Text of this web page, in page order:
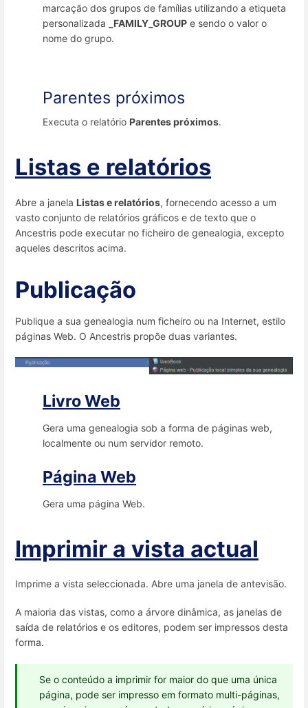
marcação dos grupos de famílias utilizando a etiqueta
personalizada
_FAMILY_GROUP e sendo o valor o
nome do grupo.
Parentes próximos
Executa o relatório Parentes próximos.
Listas e relatórios
Abre a janela Listas e relatórios, fornecendo acesso a um
vasto conjunto de relatórios gráficos e de texto que o
Ancestris pode executar no ficheiro de genealogia, excepto
aqueles descritos acima.
Publicação
Publique a sua genealogia num ficheiro ou na Internet, estilo
páginas Web. O Ancestris propõe duas variantes.
Livro Web
Gera uma genealogia sob a forma de páginas web,
localmente ou num servidor remoto.
Página Web
Gera uma página Web.
Imprimir a vista actual
Imprime a vista seleccionada. Abre uma janela de antevisão.
A maioria das vistas, como a árvore dinâmica, as janelas de
saída de relatórios e os editores, podem ser impressos desta
forma.
Se o conteúdo a imprimir for maior do que uma única
página, pode ser impresso em formato multi-páginas,